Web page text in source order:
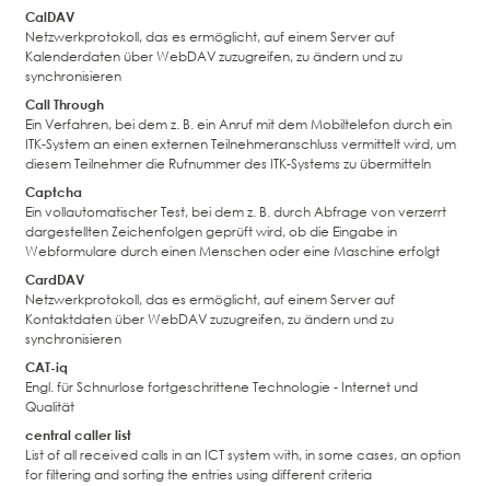
CalDAV
Netzwerkprotokoll, das es ermöglicht, auf einem Server auf
Kalenderdaten über WebDAV zuzugreifen, zu ändern und zu
synchronisieren
Call Through
Ein Verfahren, bei dem z. B. ein Anruf mit dem Mobiltelefon durch ein
ITK-System an einen externen Teilnehmeranschluss vermittelt wird, um
diesem Teilnehmer die Rufnummer des ITK-Systems zu übermitteln
Captcha
Ein vollautomatischer Test, bei dem z. B. durch Abfrage von verzerrt
dargestellten Zeichenfolgen geprüft wird, ob die Eingabe in
Webformulare durch einen Menschen oder eine Maschine erfolgt
CardDAV
Netzwerkprotokoll, das es ermöglicht, auf einem Server auf
Kontaktdaten über WebDAV zuzugreifen, zu ändern und zu
synchronisieren
CAT-iq
Engl. für Schnurlose fortgeschrittene Technologie - Internet und
Qualität
central caller list
List of all received calls in an ICT system with, in some cases, an option
for filtering and sorting the entries using different criteria